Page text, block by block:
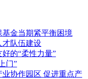
金当期紧平衡困境
才队伍建设
的“柔性力量”
门”
协作园区 促进重点产